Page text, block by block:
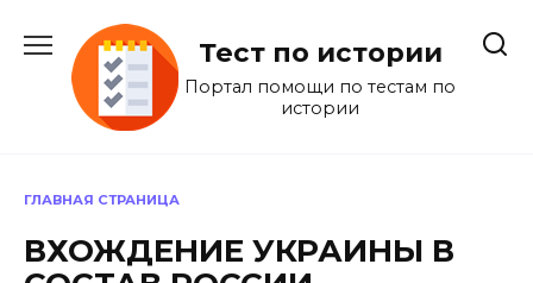
содержанию
Тест по истории
Портал помощи по тестам по
истории
ГЛАВНАЯ СТРАНИЦА
ВХОЖДЕНИЕ УКРАИНЫ В